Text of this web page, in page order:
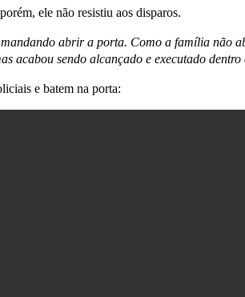
ele não resistiu aos disparos.
abrir a porta. Como a família não
acabou sendo alcançado e executado
e batem na porta: